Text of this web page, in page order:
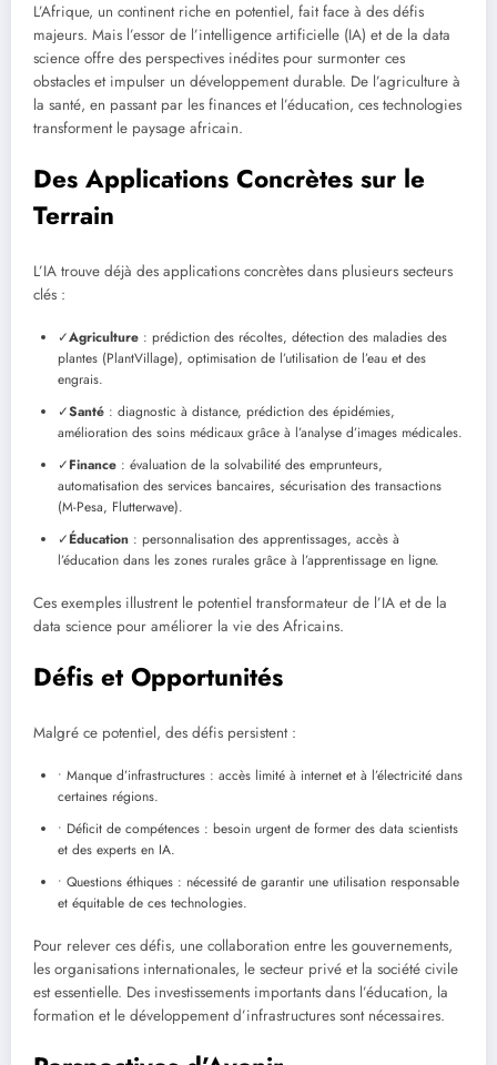
L’Afrique, un continent riche en potentiel, fait face à des défis
majeurs. Mais l’essor de l’intelligence artificielle (IA) et de la data
science offre des perspectives inédites pour surmonter ces
obstacles et impulser un développement durable. De l’agriculture à
la santé, en passant par les finances et l’éducation, ces technologies
transforment le paysage africain.
Des Applications Concrètes sur le
Terrain
L’IA trouve déjà des applications concrètes dans plusieurs secteurs
clés :
✓Agriculture : prédiction des récoltes, détection des maladies des
plantes (PlantVillage), optimisation de l’utilisation de l’eau et des
engrais.
✓Santé : diagnostic à distance, prédiction des épidémies,
amélioration des soins médicaux grâce à l’analyse d’images médicales.
✓Finance : évaluation de la solvabilité des emprunteurs,
automatisation des services bancaires, sécurisation des transactions
(M-Pesa, Flutterwave).
✓Éducation : personnalisation des apprentissages, accès à
l’éducation dans les zones rurales grâce à l’apprentissage en ligne.
Ces exemples illustrent le potentiel transformateur de l’IA et de la
data science pour améliorer la vie des Africains.
Défis et Opportunités
Malgré ce potentiel, des défis persistent :
• Manque d’infrastructures : accès limité à internet et à l’électricité dans
certaines régions.
• Déficit de compétences : besoin urgent de former des data scientists
et des experts en IA.
• Questions éthiques : nécessité de garantir une utilisation responsable
et équitable de ces technologies.
Pour relever ces défis, une collaboration entre les gouvernements,
les organisations internationales, le secteur privé et la société civile
est essentielle. Des investissements importants dans l’éducation, la
formation et le développement d’infrastructures sont nécessaires.